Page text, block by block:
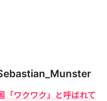
「ワクワク」と呼ばれて